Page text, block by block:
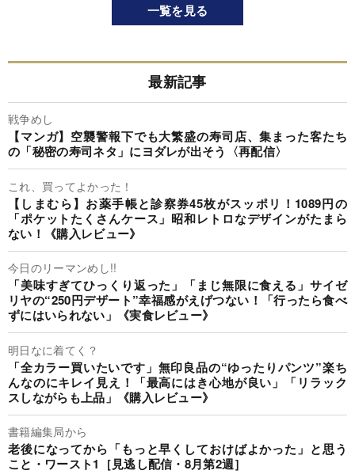
一覧を見る
最新記事
戦争めし
【マンガ】空襲警報下でも大繁盛の寿司店、集まった客たち
の「秘密の寿司ネタ」にヨダレが出そう〈再配信〉
これ、買ってよかった！
【しまむら】お薬手帳と診察券45枚がスッポリ！1089円の
「ポケットたくさんケース」昭和レトロなデザインがたまら
ない！《購入レビュー》
今日のリーマンめし!!
「美味すぎてひっくり返った」「まじ無限に食える」サイゼ
リヤの“250円デザート”幸福感がえげつない！「行ったら食べ
ずにはいられない」《実食レビュー》
明日なに着てく？
「全カラー買いたいです」無印良品の“ゆったりパンツ”楽ち
んなのにキレイ見え！「最高にはき心地が良い」「リラック
スしながらも上品」《購入レビュー》
書籍編集局から
老後になってから「もっと早くしておけばよかった」と思う
こと・ワースト1［見逃し配信・8月第2週］